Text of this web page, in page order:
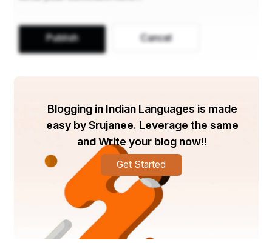
Publish Cancel
Blogging in Indian Languages is made
easy by Srujanee. Leverage the same
and Write your blog now!!
Get Started